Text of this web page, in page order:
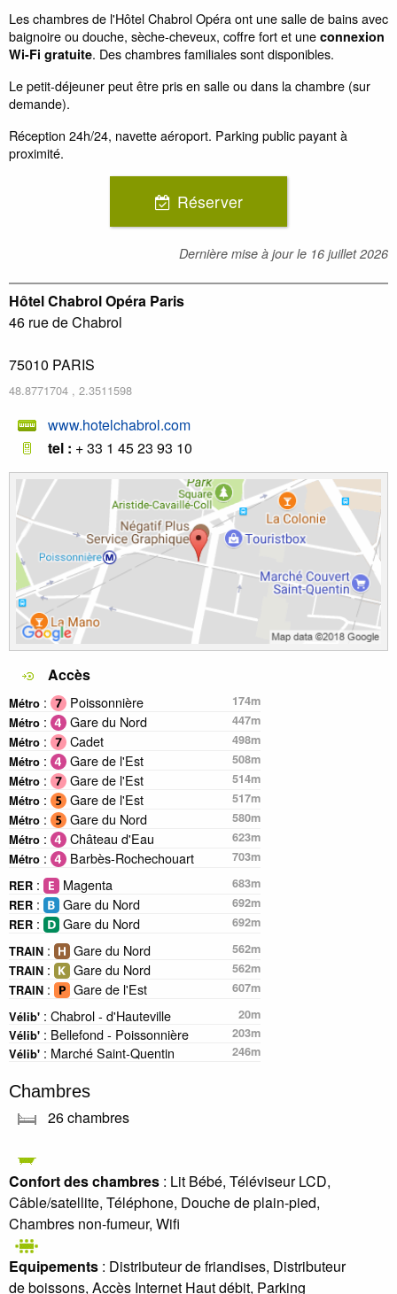
Les chambres de l'Hôtel Chabrol Opéra ont une salle de bains avec
baignoire ou douche, sèche-cheveux, coffre fort et une connexion
Wi-Fi gratuite. Des chambres familiales sont disponibles.
Le petit-déjeuner peut être pris en salle ou dans la chambre (sur
demande).
Réception 24h/24, navette aéroport. Parking public payant à
proximité.
Réserver
Dernière mise à jour le 16 juillet 2026
Hôtel Chabrol Opéra Paris
46 rue de Chabrol
75010 PARIS
48.8771704 , 2.3511598
www.hotelchabrol.com
tel : + 33 1 45 23 93 10
Accès
Métro : Poissonnière
174m
Métro : Gare du Nord
447m
Métro : Cadet
498m
Métro : Gare de l'Est
508m
Métro : Gare de l'Est
514m
Métro : Gare de l'Est
517m
Métro : Gare du Nord
580m
Métro : Château d'Eau
623m
Métro : Barbès-Rochechouart
703m
RER : Magenta
683m
RER : Gare du Nord
692m
RER : Gare du Nord
692m
TRAIN : Gare du Nord
562m
TRAIN : Gare du Nord
562m
TRAIN : Gare de l'Est
607m
Vélib' : Chabrol - d'Hauteville
20m
Vélib' : Bellefond - Poissonnière
203m
Vélib' : Marché Saint-Quentin 246m
Chambres
26 chambres
Confort des chambres : Lit Bébé, Téléviseur LCD,
Câble/satellite, Téléphone, Douche de plain-pied,
Chambres non-fumeur, Wifi
Equipements : Distributeur de friandises, Distributeur
de boissons, Accès Internet Haut débit, Parking